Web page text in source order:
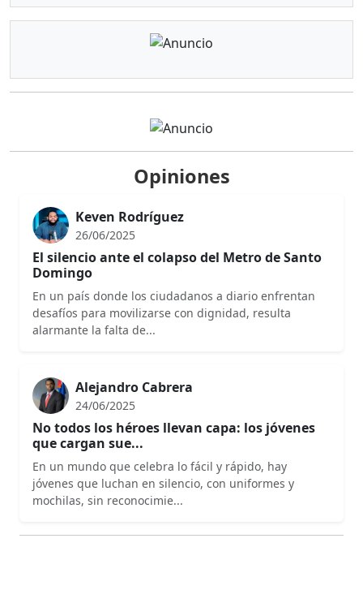
Opiniones
Keven Rodríguez
26/06/2025
El silencio ante el colapso del Metro de Santo
Domingo
En un país donde los ciudadanos a diario enfrentan
desafíos para movilizarse con dignidad, resulta
alarmante la falta de...
Alejandro Cabrera
24/06/2025
No todos los héroes llevan capa: los jóvenes
que cargan sue...
En un mundo que celebra lo fácil y rápido, hay
jóvenes que luchan en silencio, con uniformes y
mochilas, sin reconocimie...